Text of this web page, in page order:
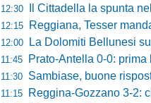
12:30 Il Cittadella la spunta
12:15 Reggiana, Tesser manda un
12:00 La Dolomiti Bellunesi supera
11:45 Prato-Antella 0-0: prima
11:30 Sambiase, buone risposte
11:15 Reggina-Gozzano 3-2: cinque gol nel